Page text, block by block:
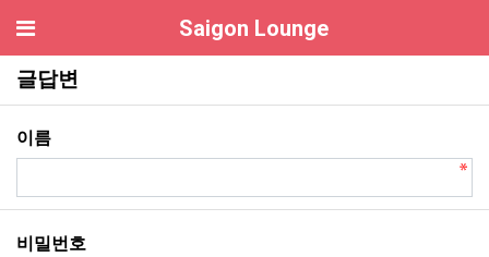
Saigon Lounge
호치민 로컬가라오케 글답변
글답변
이름필수
비밀번호